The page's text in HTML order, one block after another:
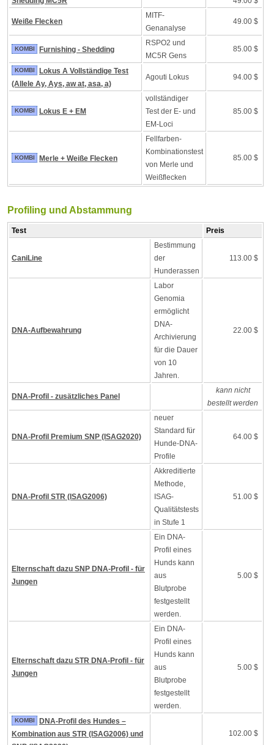
Weiße Flecken
MITF-
Genanalyse
49.00 $
KOMBI Furnishing - Shedding
RSPO2 und
MC5R Gens
85.00 $
KOMBI
Lokus A Vollständige Test
(Allele Ay, Ays, aw at, asa, a)
Agouti Lokus 94.00 $
KOMBI Lokus E + EM
vollständiger
Test der E- und
EM-Loci
85.00 $
KOMBI Merle + Weiße Flecken
Fellfarben-
Kombinationstest
von Merle und
Weißflecken
85.00 $
Profiling und Abstammung
Test Preis
CaniLine
Bestimmung
der
Hunderassen
113.00 $
DNA-Aufbewahrung
Labor
Genomia
ermöglicht
DNA-
Archivierung
für die Dauer
von 10
Jahren.
22.00 $
DNA-Profil - zusätzliches Panel
kann nicht
bestellt werden
DNA-Profil Premium SNP (ISAG2020)
neuer
Standard für
Hunde-DNA-
Profile
64.00 $
DNA-Profil STR (ISAG2006)
Akkreditierte
Methode,
ISAG-
Qualitätstests
in Stufe 1
51.00 $
Elternschaft dazu SNP DNA-Profil - für
Jungen
Ein DNA-
Profil eines
Hunds kann
aus
Blutprobe
festgestellt
werden.
5.00 $
Elternschaft dazu STR DNA-Profil - für
Jungen
Ein DNA-
Profil eines
Hunds kann
aus
Blutprobe
festgestellt
werden.
5.00 $
KOMBI
DNA-Profil des Hundes –
Kombination aus STR (ISAG2006) und
102.00 $